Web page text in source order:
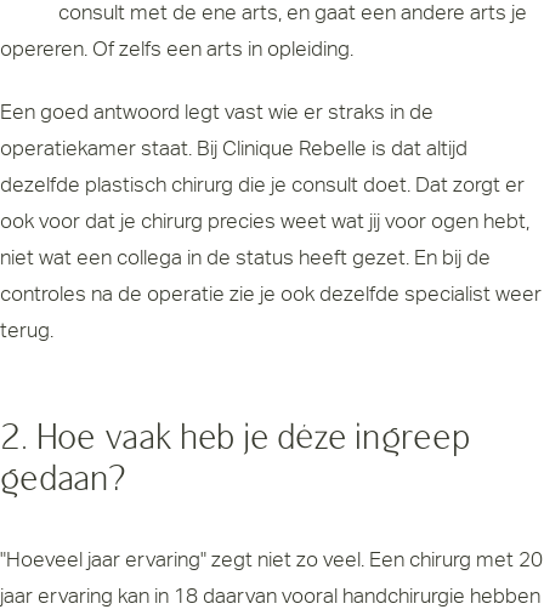
consult met de ene arts, en gaat een andere arts je
opereren. Of zelfs een arts in opleiding.
Een goed antwoord legt vast wie er straks in de
operatiekamer staat. Bij Clinique Rebelle is dat altijd
dezelfde plastisch chirurg die je consult doet. Dat zorgt er
ook voor dat je chirurg precies weet wat jij voor ogen hebt,
niet wat een collega in de status heeft gezet. En bij de
controles na de operatie zie je ook dezelfde specialist weer
terug.
2. Hoe vaak heb je déze ingreep
gedaan?
"Hoeveel jaar ervaring" zegt niet zo veel. Een chirurg met 20
jaar ervaring kan in 18 daarvan vooral handchirurgie hebben